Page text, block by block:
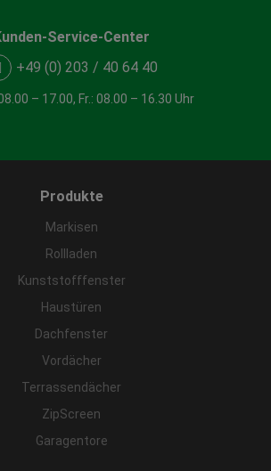
Service-Center
+49 (0) 203 / 40 64 40
– 17.00, Fr.: 08.00 – 16.30 Uhr
Produkte
Markisen
Rollladen
Kunststofffenster
Haustüren
Dachfenster
Vordächer
Terrassendächer
ZipScreen
Garagentore